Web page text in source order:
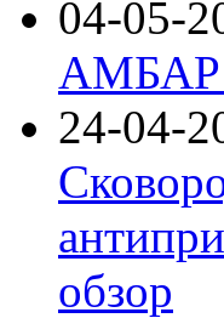
04-05-
АМБАР
24-04-
обзор